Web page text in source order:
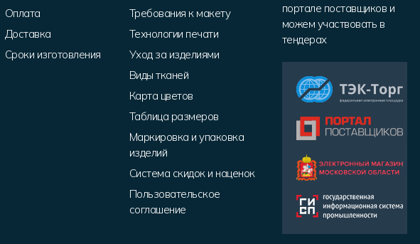
Оплата
Доставка
Сроки изготовления
Требования к макету
Технологии печати
Уход за изделиями
Виды тканей
Карта цветов
Таблица размеров
Маркировка и упаковка
изделий
Система скидок и наценок
Пользовательское
соглашение
портале поставщиков и
можем участвовать в
тендерах